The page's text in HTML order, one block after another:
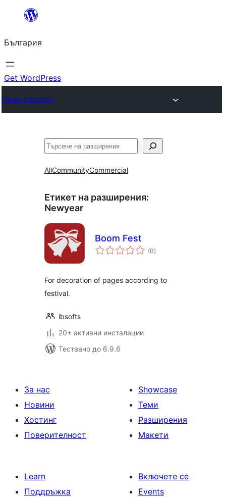
България
Get WordPress
Plugin Directory
Търсене
AllCommunityCommercial
Етикет на разширения:
Newyear
Boom Fest
(0общо
оценки
)
For decoration of pages according to
festival.
ibsofts
20+ активни инсталации
Тествано до 6.9.6
За нас
Новини
Хостинг
Поверителност
Showcase
Теми
Разширения
Макети
Learn
Поддръжка
Включете се
Events